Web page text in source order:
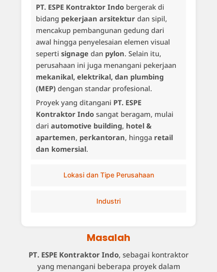
Masalah
PT. ESPE Kontraktor Indo, sebagai kontraktor
yang menangani beberapa proyek dalam
Lokasi dan Tipe Perusahaan
Industri
PT. ESPE Kontraktor Indo bergerak di
bidang pekerjaan arsitektur dan sipil,
mencakup pembangunan gedung dari
awal hingga penyelesaian elemen visual
seperti signage dan pylon. Selain itu,
perusahaan ini juga menangani pekerjaan
mekanikal, elektrikal, dan plumbing
(MEP) dengan standar profesional.
Proyek yang ditangani PT. ESPE
Kontraktor Indo sangat beragam, mulai
dari automotive building, hotel &
apartemen, perkantoran, hingga retail
dan komersial.